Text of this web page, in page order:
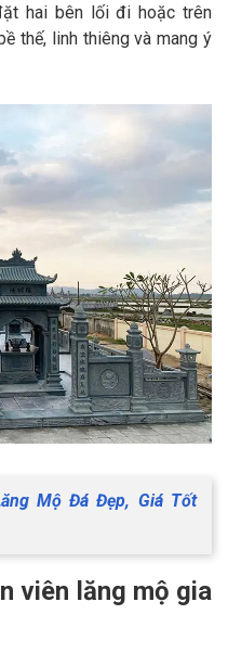
hai bên lối đi hoặc trên
thế, linh thiêng và mang ý
Mộ Đá Đẹp, Giá Tốt
viên lăng mộ gia